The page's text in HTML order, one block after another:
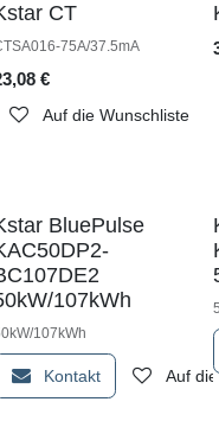
CT
75A/37.5mA
€
Auf die Wunschliste
BluePulse
107kWh
107kWh
Kontakt Auf